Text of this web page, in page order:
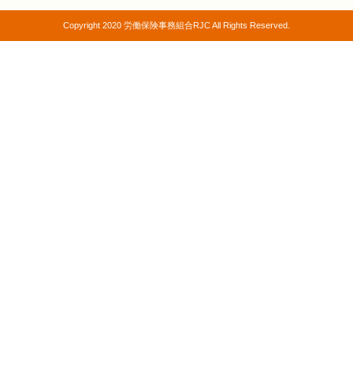
Copyright 2020 労働保険事務組合RJC All Rights Reserved.